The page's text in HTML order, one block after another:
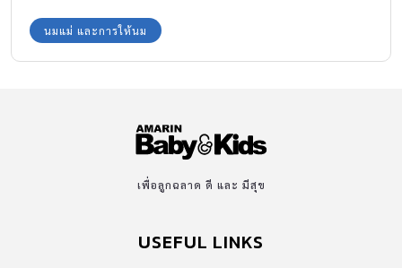
แลคตาเดรินกันค่ะ
นมแม่ และการให้นม
เพื่อลูกฉลาด ดี และ มีสุข
USEFUL LINKS